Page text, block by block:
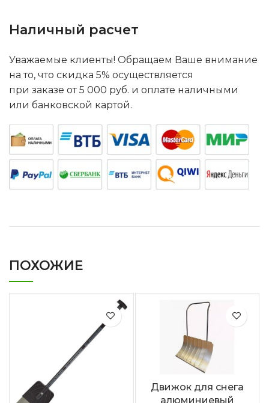
Наличный расчет
Уважаемые клиенты! Обращаем Ваше внимание
на то, что скидка 5% осуществляется
при заказе от 5 000 руб. и оплате наличными
или банковской картой.
ПОХОЖИЕ
Движок для снега
алюминиевый